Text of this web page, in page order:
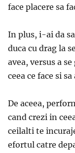
face placere sa
In plus, i-ai da
duca cu drag la
avea, versus a
ceea ce face si
De aceea,
cand crezi in
ceilalti te
efortul catre